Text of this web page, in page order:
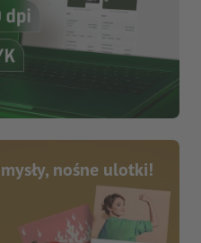
nośne ulotki!